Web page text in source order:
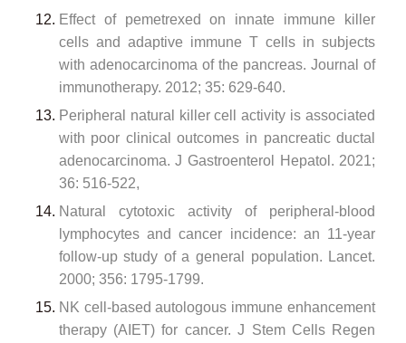
Effect of pemetrexed on innate immune killer
cells and adaptive immune T cells in subjects
with adenocarcinoma of the pancreas. Journal of
immunotherapy. 2012; 35: 629-640.
Peripheral natural killer cell activity is associated
with poor clinical outcomes in pancreatic ductal
adenocarcinoma. J Gastroenterol Hepatol. 2021;
36: 516‑522,
Natural cytotoxic activity of peripheral-blood
lymphocytes and cancer incidence: an 11-year
follow-up study of a general population. Lancet.
2000; 356: 1795-1799.
NK cell-based autologous immune enhancement
therapy (AIET) for cancer. J Stem Cells Regen